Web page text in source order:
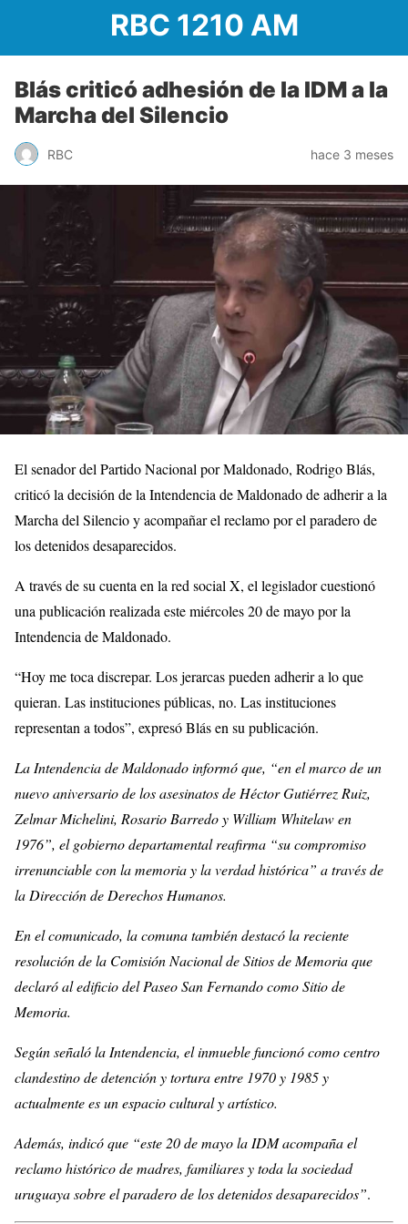
RBC 1210 AM
Blás criticó adhesión de la IDM a la
Marcha del Silencio
RBC hace 3 meses
El senador del Partido Nacional por Maldonado, Rodrigo Blás,
criticó la decisión de la Intendencia de Maldonado de adherir a la
Marcha del Silencio y acompañar el reclamo por el paradero de
los detenidos desaparecidos.
A través de su cuenta en la red social X, el legislador cuestionó
una publicación realizada este miércoles 20 de mayo por la
Intendencia de Maldonado.
“Hoy me toca discrepar. Los jerarcas pueden adherir a lo que
quieran. Las instituciones públicas, no. Las instituciones
representan a todos”, expresó Blás en su publicación.
La Intendencia de Maldonado informó que, “en el marco de un
nuevo aniversario de los asesinatos de Héctor Gutiérrez Ruiz,
Zelmar Michelini, Rosario Barredo y William Whitelaw en
1976”, el gobierno departamental reafirma “su compromiso
irrenunciable con la memoria y la verdad histórica” a través de
la Dirección de Derechos Humanos.
En el comunicado, la comuna también destacó la reciente
resolución de la Comisión Nacional de Sitios de Memoria que
declaró al edificio del Paseo San Fernando como Sitio de
Memoria.
Según señaló la Intendencia, el inmueble funcionó como centro
clandestino de detención y tortura entre 1970 y 1985 y
actualmente es un espacio cultural y artístico.
Además, indicó que “este 20 de mayo la IDM acompaña el
reclamo histórico de madres, familiares y toda la sociedad
uruguaya sobre el paradero de los detenidos desaparecidos”.